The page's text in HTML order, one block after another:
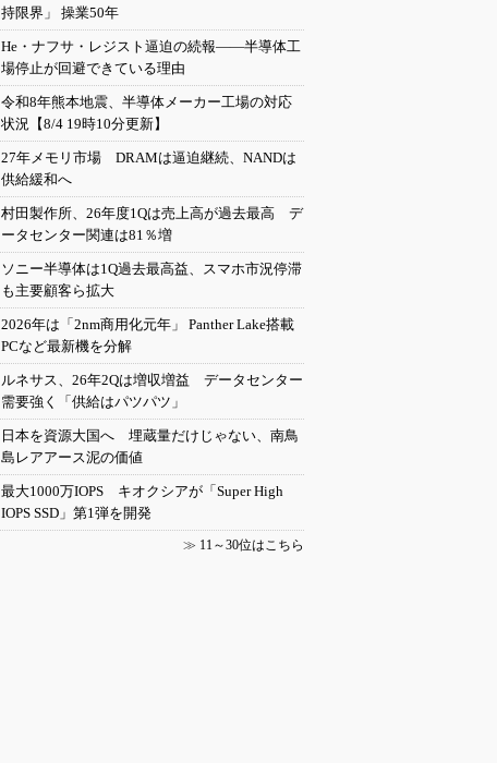
持限界」 操業50年
He・ナフサ・レジスト逼迫の続報――半導体工
場停止が回避できている理由
令和8年熊本地震、半導体メーカー工場の対応
状況【8/4 19時10分更新】
27年メモリ市場 DRAMは逼迫継続、NANDは
供給緩和へ
村田製作所、26年度1Qは売上高が過去最高 デ
ータセンター関連は81％増
ソニー半導体は1Q過去最高益、スマホ市況停滞
も主要顧客ら拡大
2026年は「2nm商用化元年」 Panther Lake搭載
PCなど最新機を分解
ルネサス、26年2Qは増収増益 データセンター
需要強く「供給はパツパツ」
日本を資源大国へ 埋蔵量だけじゃない、南鳥
島レアアース泥の価値
最大1000万IOPS キオクシアが「Super High
IOPS SSD」第1弾を開発
≫ 11～30位はこちら